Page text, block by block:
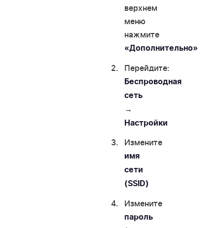
верхнем
меню
нажмите
«Дополнительно»
Перейдите:
Беспроводная
сеть
→
Настройки
Измените
имя
сети
(SSID)
Измените
пароль